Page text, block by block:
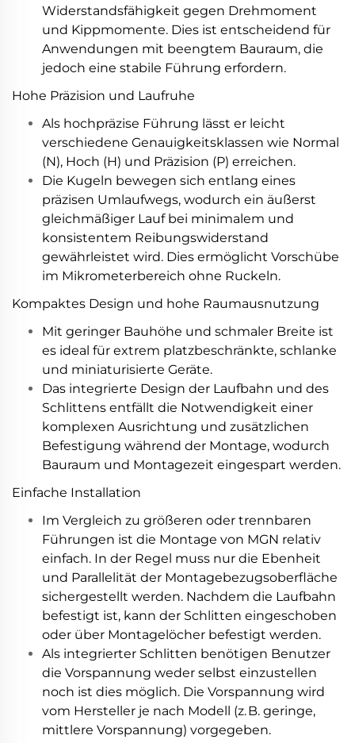
Widerstandsfähigkeit gegen Drehmoment
und Kippmomente. Dies ist entscheidend für
Anwendungen mit beengtem Bauraum, die
jedoch eine stabile Führung erfordern.
Hohe Präzision und Laufruhe
Als hochpräzise Führung lässt er leicht
verschiedene Genauigkeitsklassen wie Normal
(N), Hoch (H) und Präzision (P) erreichen.
Die Kugeln bewegen sich entlang eines
präzisen Umlaufwegs, wodurch ein äußerst
gleichmäßiger Lauf bei minimalem und
konsistentem Reibungswiderstand
gewährleistet wird. Dies ermöglicht Vorschübe
im Mikrometerbereich ohne Ruckeln.
Kompaktes Design und hohe Raumausnutzung
Mit geringer Bauhöhe und schmaler Breite ist
es ideal für extrem platzbeschränkte, schlanke
und miniaturisierte Geräte.
Das integrierte Design der Laufbahn und des
Schlittens entfällt die Notwendigkeit einer
komplexen Ausrichtung und zusätzlichen
Befestigung während der Montage, wodurch
Bauraum und Montagezeit eingespart werden.
Einfache Installation
Im Vergleich zu größeren oder trennbaren
Führungen ist die Montage von MGN relativ
einfach. In der Regel muss nur die Ebenheit
und Parallelität der Montagebezugsoberfläche
sichergestellt werden. Nachdem die Laufbahn
befestigt ist, kann der Schlitten eingeschoben
oder über Montagelöcher befestigt werden.
Als integrierter Schlitten benötigen Benutzer
die Vorspannung weder selbst einzustellen
noch ist dies möglich. Die Vorspannung wird
vom Hersteller je nach Modell (z. B. geringe,
mittlere Vorspannung) vorgegeben.